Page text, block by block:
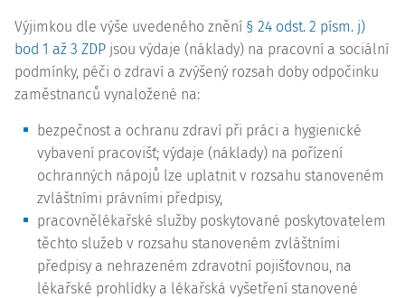
Výjimkou dle výše uvedeného znění § 24 odst. 2 písm. j)
bod 1 až 3 ZDP jsou výdaje (náklady) na pracovní a sociální
podmínky, péči o zdraví a zvýšený rozsah doby odpočinku
zaměstnanců vynaložené na:
bezpečnost a ochranu zdraví při práci a hygienické
vybavení pracovišť; výdaje (náklady) na pořízení
ochranných nápojů lze uplatnit v rozsahu stanoveném
zvláštními právními předpisy,
pracovnělékařské služby poskytované poskytovatelem
těchto služeb v rozsahu stanoveném zvláštními
předpisy a nehrazeném zdravotní pojišťovnou, na
lékařské prohlídky a lékařská vyšetření stanovené